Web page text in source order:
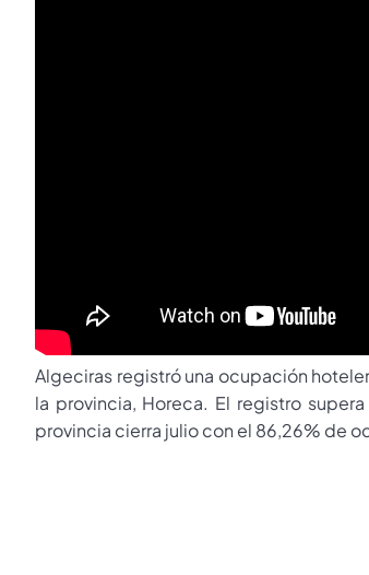
Algeciras registró una ocupación
la provincia, Horeca. El registro
provincia cierra julio con el 86,26% de